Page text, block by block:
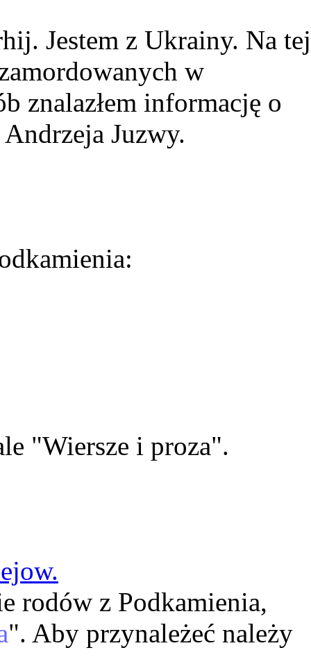
Jestem z Ukrainy. Na tej
w
znalazłem informację o
Juzwy.
"Wiersze i proza".
rodów z Podkamienia,
". Aby przynależeć należy